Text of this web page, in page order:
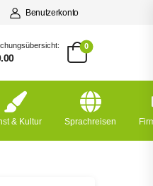
Benutzerkonto
0
& Kultur Sprachreisen